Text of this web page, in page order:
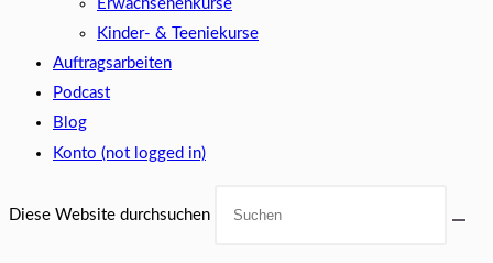
Erwachsenenkurse
Kinder- & Teeniekurse
Auftragsarbeiten
Podcast
Blog
Konto (not logged in)
Diese Website durchsuchen